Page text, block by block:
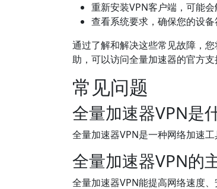
重新安装VPN客户端，可能会
查看系统要求，确保您的设备
通过了解和解决这些常见故障，
助，可以访问全量加速器的官方
常见问题
全量加速器VPN是
全量加速器VPN是一种网络加速
全量加速器VPN的
全量加速器VPN能提高网络速度